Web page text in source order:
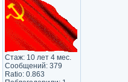
Стаж: 10 лет 4 мес.
Сообщений: 379
Ratio: 0.863